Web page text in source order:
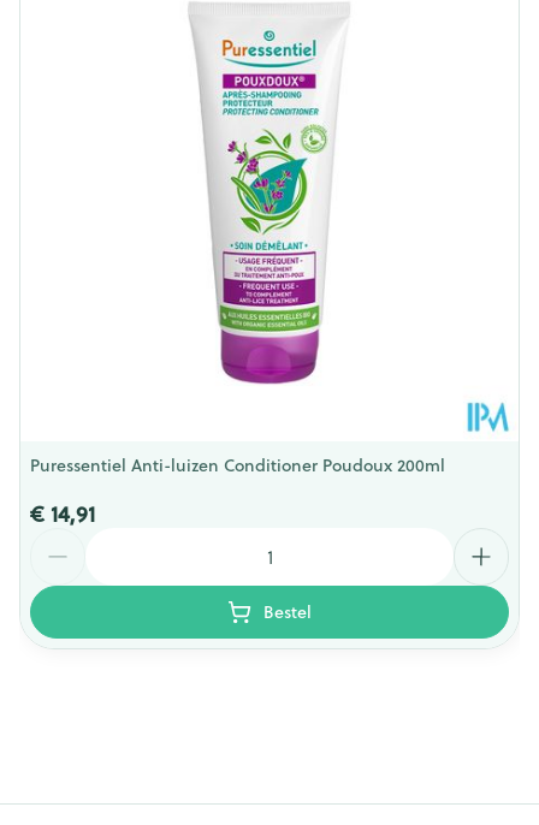
Dieetbeperkingen
Puressentiel Anti-luizen Conditioner Poudoux 200ml
€ 14,91
Bestel